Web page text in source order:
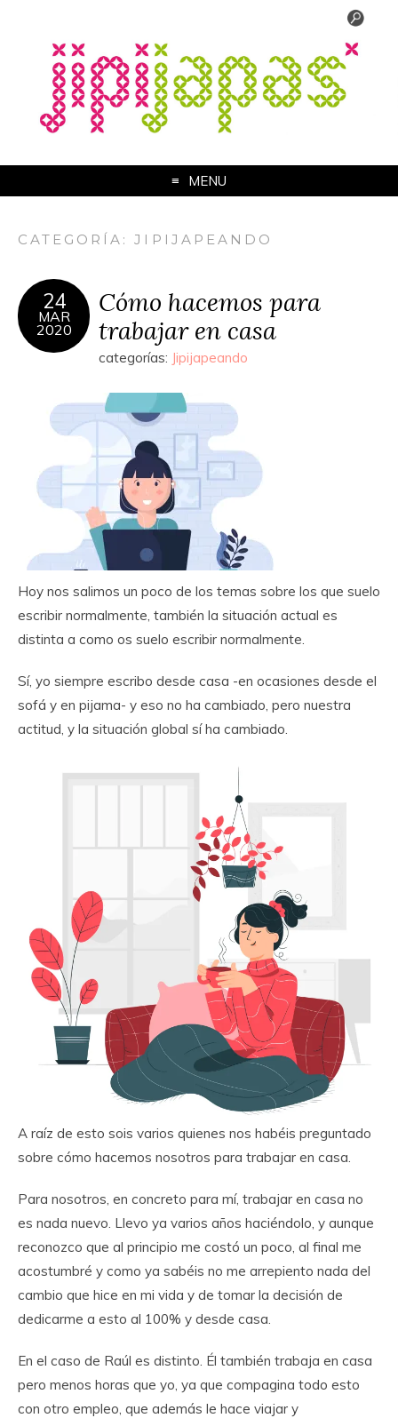
MENU
CATEGORÍA:JIPIJAPEANDO
24
MAR
2020
Cómo hacemos para
trabajar en casa
categorías: Jipijapeando
Hoy nos salimos un poco de los temas sobre los que suelo
escribir normalmente, también la situación actual es
distinta a como os suelo escribir normalmente.
Sí, yo siempre escribo desde casa -en ocasiones desde el
sofá y en pijama- y eso no ha cambiado, pero nuestra
actitud, y la situación global sí ha cambiado.
A raíz de esto sois varios quienes nos habéis preguntado
sobre cómo hacemos nosotros para trabajar en casa.
Para nosotros, en concreto para mí, trabajar en casa no
es nada nuevo. Llevo ya varios años haciéndolo, y aunque
reconozco que al principio me costó un poco, al final me
acostumbré y como ya sabéis no me arrepiento nada del
cambio que hice en mi vida y de tomar la decisión de
dedicarme a esto al 100% y desde casa.
En el caso de Raúl es distinto. Él también trabaja en casa
pero menos horas que yo, ya que compagina todo esto
con otro empleo, que además le hace viajar y